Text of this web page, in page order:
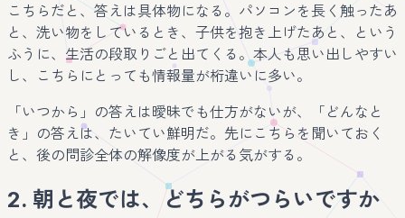
こちらだと、答えは具体物になる。パソコンを長く触ったあ
と、洗い物をしているとき、子供を抱き上げたあと、という
ふうに、生活の段取りごと出てくる。本人も思い出しやすい
し、こちらにとっても情報量が桁違いに多い。
「いつから」の答えは曖昧でも仕方がないが、「どんなと
き」の答えは、たいてい鮮明だ。先にこちらを聞いておく
と、後の問診全体の解像度が上がる気がする。
2. 朝と夜では、どちらがつらいですか